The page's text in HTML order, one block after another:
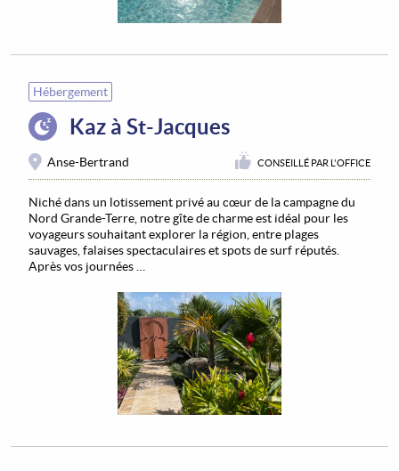
Hébergement
Kaz à St-Jacques
Anse-Bertrand CONSEILLÉ PAR L'OFFICE
Niché dans un lotissement privé au cœur de la campagne du
Nord Grande-Terre, notre gîte de charme est idéal pour les
voyageurs souhaitant explorer la région, entre plages
sauvages, falaises spectaculaires et spots de surf réputés.
Après vos journées …